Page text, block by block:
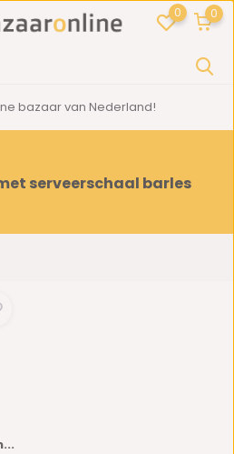
0 0
bazaar van Nederland!
serveerschaal barles